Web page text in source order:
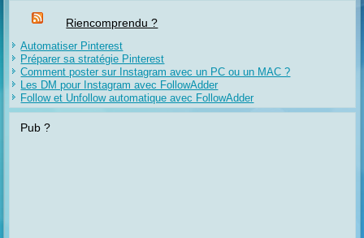
Riencomprendu ?
Automatiser Pinterest
Préparer sa stratégie Pinterest
Comment poster sur Instagram avec un PC ou un MAC ?
Les DM pour Instagram avec FollowAdder
Follow et Unfollow automatique avec FollowAdder
Pub ?